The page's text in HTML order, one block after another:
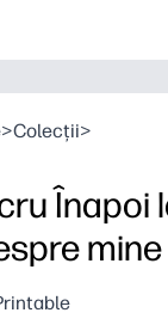
>Colecții>
Înapoi
mine